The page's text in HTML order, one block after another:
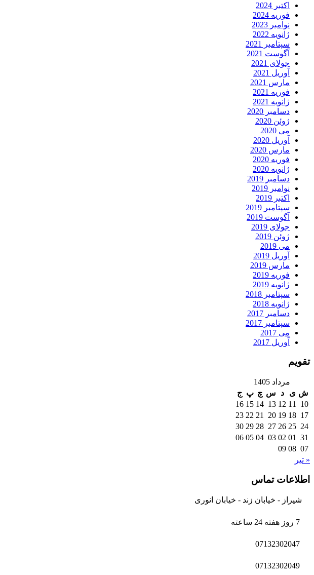
اکتبر 2024
فوریه 2024
نوامبر 2023
ژانویه 2022
سپتامبر 2021
آگوست 2021
جولای 2021
آوریل 2021
مارس 2021
فوریه 2021
ژانویه 2021
دسامبر 2020
ژوئن 2020
می 2020
آوریل 2020
مارس 2020
فوریه 2020
ژانویه 2020
دسامبر 2019
نوامبر 2019
اکتبر 2019
سپتامبر 2019
آگوست 2019
جولای 2019
ژوئن 2019
می 2019
آوریل 2019
مارس 2019
فوریه 2019
ژانویه 2019
سپتامبر 2018
ژانویه 2018
دسامبر 2017
سپتامبر 2017
می 2017
آوریل 2017
تقویم
مرداد 1405
ش ی د س چ پ ج
10
11
12
13
14
15
16
17
18
19
20
21
22
23
24
25
26
27
28
29
30
31
01
02
03
04
05
06
07
08
09
« تیر
اطلاعات تماس
شیراز - خیابان زند - خیابان انوری